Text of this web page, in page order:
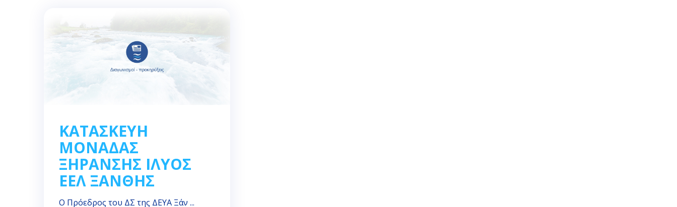
ΚΑΤΑΣΚΕΥΗ
ΜΟΝΑΔΑΣ
ΞΗΡΑΝΣΗΣ ΙΛΥΟΣ
ΕΕΛ ΞΑΝΘΗΣ
Ο Πρόεδρος του ΔΣ της ΔΕΥΑ Ξάν ...